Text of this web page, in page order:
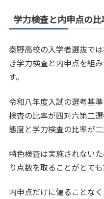
学力検査と内申点の比
秦野高校の入学者選抜で
き学力検査と内申点を組
す。
令和八年度入試の選考基
検査の比率が四対六第二
態度と学力検査の比率が二
特色検査は実施されない
り点数を取ることがとても
内申点だけに偏ることな